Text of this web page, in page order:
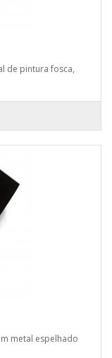
de pintura fosca,
metal espelhado